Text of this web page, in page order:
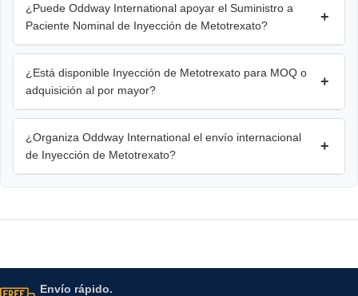
¿Puede Oddway International apoyar el Suministro a
Paciente Nominal de Inyección de Metotrexato?
+
¿Está disponible Inyección de Metotrexato para MOQ o
adquisición al por mayor?
+
¿Organiza Oddway International el envío internacional
de Inyección de Metotrexato?
+
Envío rápido.